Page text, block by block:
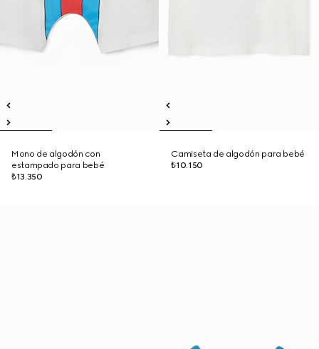
Mono de algodón con
estampado para bebé
₺13.350
Camiseta de algodón para bebé
₺10.150